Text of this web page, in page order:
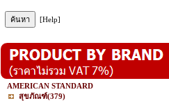
[Help]
AMERICAN STANDARD
สุขภัณฑ์(379)